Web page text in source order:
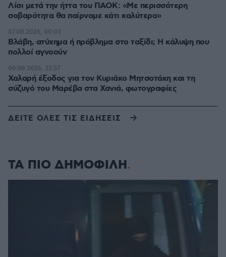
Λίσι μετά την ήττα του ΠΑΟΚ: «Με περισσότερη
σοβαρότητα θα παίρναμε κάτι καλύτερο»
Βλάβη, ατύχημα ή πρόβλημα στο ταξίδι; Η κάλυψη που
πολλοί αγνοούν
07.08.2026, 00:03
Χαλαρή έξοδος για τον Κυριάκο Μητσοτάκη και τη
σύζυγό του Μαρέβα στα Χανιά, φωτογραφίες
06.08.2026, 23:57
ΔΕΙΤΕ ΟΛΕΣ ΤΙΣ ΕΙΔΗΣΕΙΣ
ΤΑ ΠΙΟ ΔΗΜΟΦΙΛΗ